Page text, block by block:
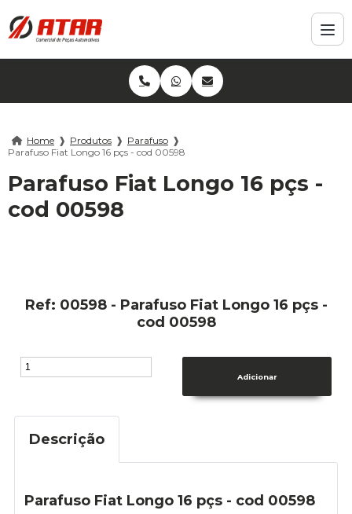
Home ❱ Produtos ❱ Parafuso ❱
Parafuso Fiat Longo 16 pçs - cod 00598
Parafuso Fiat Longo 16 pçs -
cod 00598
Ref: 00598 - Parafuso Fiat Longo 16 pçs -
cod 00598
Descrição
Parafuso Fiat Longo 16 pçs - cod 00598